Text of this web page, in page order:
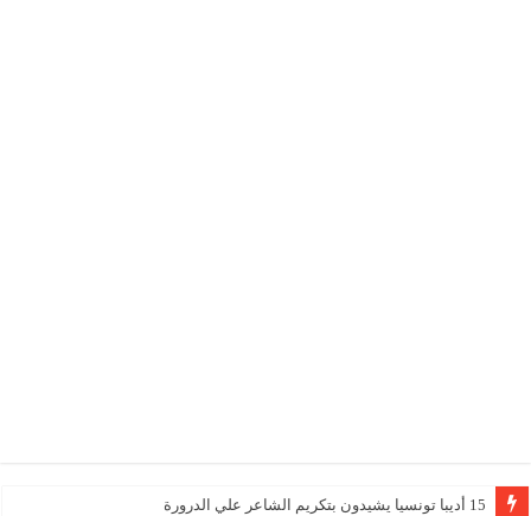
15 أديبا تونسيا يشيدون بتكريم الشاعر علي الدرورة